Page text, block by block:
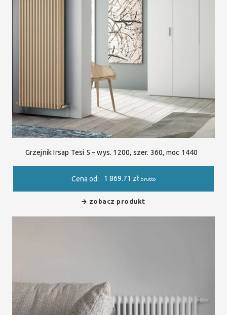
Grzejnik Irsap Tesi 5 – wys. 1200, szer. 360, moc 1440
Cena od: 1 869.71 zł brutto
zobacz produkt